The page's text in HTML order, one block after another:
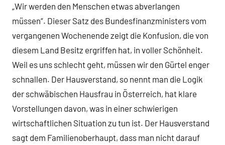
Flassbeck
„Wir werden den Menschen etwas abverlangen
müssen“. Dieser Satz des Bundesfinanzministers vom
vergangenen Wochenende zeigt die Konfusion, die von
diesem Land Besitz ergriffen hat, in voller Schönheit.
Weil es uns schlecht geht, müssen wir den Gürtel enger
schnallen. Der Hausverstand, so nennt man die Logik
der schwäbischen Hausfrau in Österreich, hat klare
Vorstellungen davon, was in einer schwierigen
wirtschaftlichen Situation zu tun ist. Der Hausverstand
sagt dem Familienoberhaupt, dass man nicht darauf